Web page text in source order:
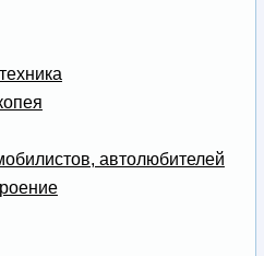
автолюбителей